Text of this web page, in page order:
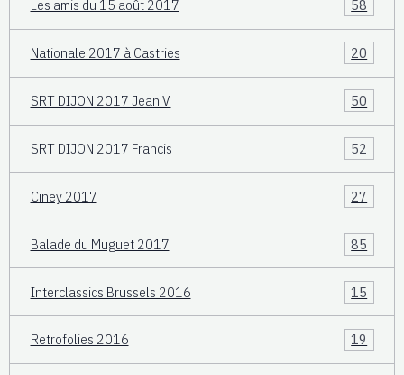
Les amis du 15 août 2017 58
Nationale 2017 à Castries 20
SRT DIJON 2017 Jean V. 50
SRT DIJON 2017 Francis 52
Ciney 2017 27
Balade du Muguet 2017 85
Interclassics Brussels 2016 15
Retrofolies 2016 19